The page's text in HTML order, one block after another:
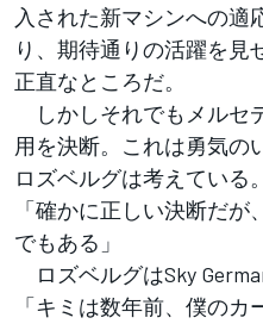
入された新マシンへの適
り、期待通りの活躍を見
正直なところだ。
しかしそれでもメルセ
用を決断。これは勇気の
ロズベルグは考えている。
「確かに正しい決断だ
でもある」
ロズベルグはSky
「キミは数年前、僕のカ